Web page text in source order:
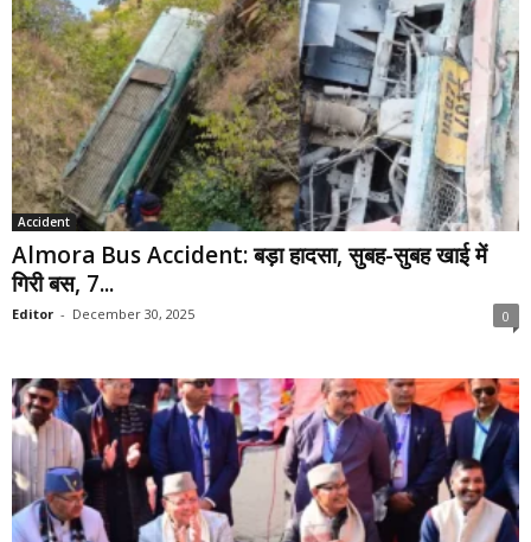
Accident
Almora Bus Accident: बड़ा हादसा, सुबह-सुबह खाई में
गिरी बस, 7...
Editor - December 30, 2025 0